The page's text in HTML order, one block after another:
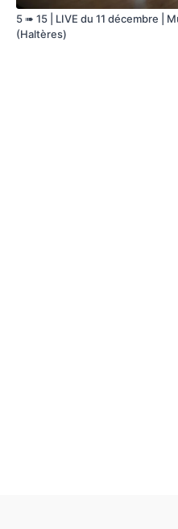
5 ➠ 15 | LIVE du 11 décembre |
(Haltères)